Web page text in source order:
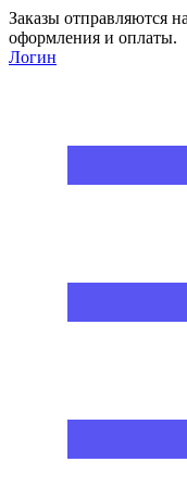
Заказы отправляются
оформления и оплаты.
Логин